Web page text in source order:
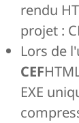
rendu
projet :
Lors de
CEF
EXE